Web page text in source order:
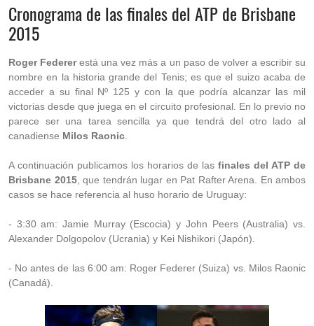
Cronograma de las finales del ATP de Brisbane
2015
Roger Federerestá una vez más a un paso de volver a escribir su
nombre en la historia grande del Tenis; es que el suizo acaba de
acceder a su final Nº 125 y con la que podría alcanzar las mil
victorias desde que juega en el circuito profesional. En lo previo no
parece ser una tarea sencilla ya que tendrá del otro lado al
canadiense Milos Raonic
A continuación publicamos los horarios de las finales del ATP de
Brisbane 2015, que tendrán lugar en Pat Rafter Arena. En ambos
casos se hace referencia al huso horario de Uruguay:
- 3:30 am: Jamie Murray (Escocia) y John Peers (Australia) vs.
Alexander Dolgopolov (Ucrania) y Kei Nishikori (Japón).
- No antes de las 6:00 am: Roger Federer (Suiza) vs. Milos Raonic
(Canadá).